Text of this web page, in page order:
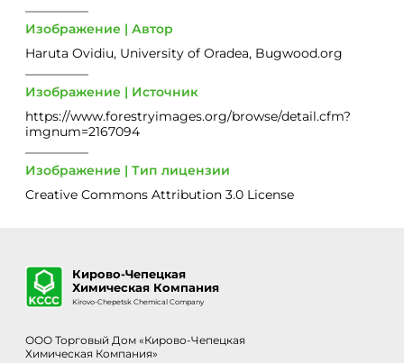
Изображение | Автор
Haruta Ovidiu, University of Oradea, Bugwood.org
Изображение | Источник
https://www.forestryimages.org/browse/detail.cfm?
imgnum=2167094
Изображение | Тип лицензии
Creative Commons Attribution 3.0 License
Кирово-Чепецкая
Химическая Компания
Kirovo-Chepetsk Chemical Company
ООО Торговый Дом «Кирово-Чепецкая
Химическая Компания»